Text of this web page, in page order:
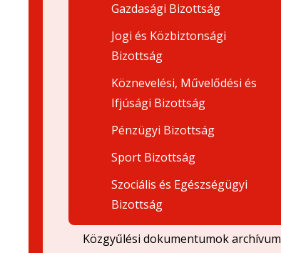
Gazdasági Bizottság
Jogi és Közbiztonsági
Bizottság
Köznevelési, Művelődési és
Ifjúsági Bizottság
Pénzügyi Bizottság
Sport Bizottság
Szociális és Egészségügyi
Bizottság
Közgyűlési dokumentumok archívum